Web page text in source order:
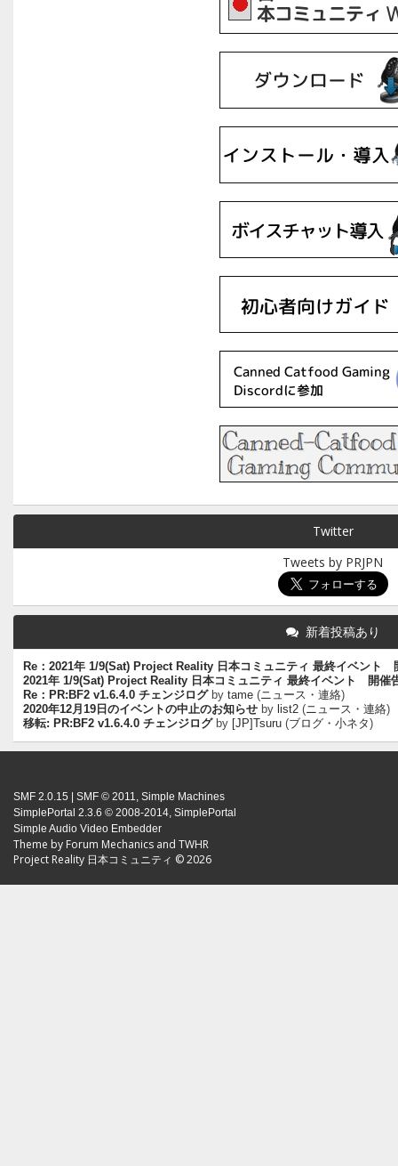
Twitter
Tweets by PRJPN
新着投稿あり
Re：2021年 1/9(Sat) Project Reality 日本コミュニティ 最終イベント
2021年 1/9(Sat) Project Reality 日本コミュニティ 最終イベント 開催
Re：PR:BF2 v1.6.4.0 チェンジログbytame (ニュース・連絡)
2020年12月19日のイベントの中止のお知らせ by list2 (ニュース・連絡)
移転: PR:BF2 v1.6.4.0 チェンジログby [JP]Tsuru (ブログ・小ネタ )
SMF 2.0.15 SMF © 2011, Simple Machines
SimplePortal 2.3.6 © 2008-2014, SimplePortal
Simple Audio Video Embedder
Theme by Forum Mechanics and TWHR
Project Reality 日本コミュニティ © 2026